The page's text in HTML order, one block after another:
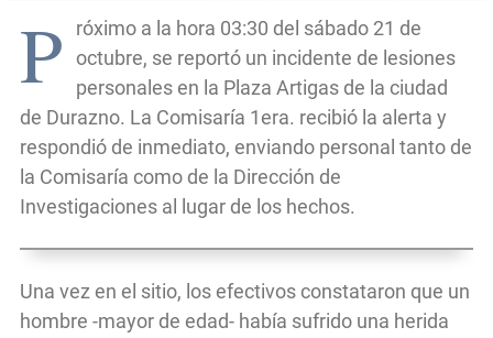
P
róximo a la hora 03:30 del sábado 21 de
octubre, se reportó un incidente de lesiones
personales en la Plaza Artigas de la ciudad
de Durazno. La Comisaría 1era. recibió la alerta y
respondió de inmediato, enviando personal tanto de
la Comisaría como de la Dirección de
Investigaciones al lugar de los hechos.
Una vez en el sitio, los efectivos constataron que un
hombre -mayor de edad- había sufrido una herida